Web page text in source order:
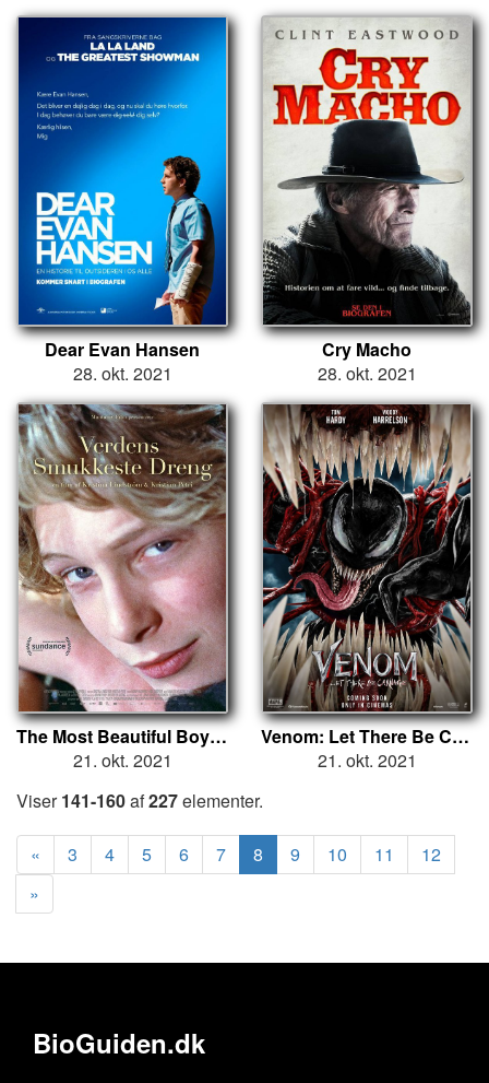
Dear Evan Hansen
28. okt. 2021
Cry Macho
28. okt. 2021
The Most Beautiful Boy in the World
21. okt. 2021
Venom: Let There Be Carnage
21. okt. 2021
Viser141-160af227elementer.
« 3 4 5 6 7 8 9 10 11
12
»
BioGuiden.dk